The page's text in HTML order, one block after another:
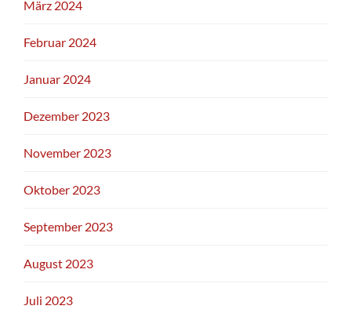
März 2024
Februar 2024
Januar 2024
Dezember 2023
November 2023
Oktober 2023
September 2023
August 2023
Juli 2023